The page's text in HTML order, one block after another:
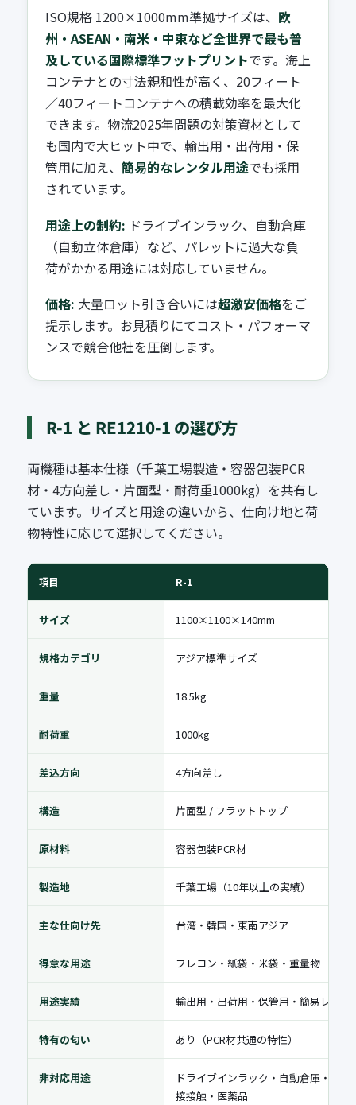
ISO規格 1200×1000mm準拠サイズは、 欧
州・ASEAN・南米・中東など全世界で最も普
及している国際標準フットプリントです。海上
コンテナとの寸法親和性が高く、20フィート
／40フィートコンテナへの積載効率を最大化
できます。物流2025年問題の対策資材として
も国内で大ヒット中で、輸出用・出荷用・保
管用に加え、 簡易的なレンタル用途でも採用
されています。
用途上の制約: ドライブインラック、自動倉庫
（自動立体倉庫）など、パレットに過大な負
荷がかかる用途には対応していません。
価格: 大量ロット引き合いには超激安価格をご
提示します。お見積りにてコスト・パフォーマ
ンスで競合他社を圧倒します。
R-1 と RE1210-1 の選び方
両機種は基本仕様（千葉工場製造・容器包装PCR
材・4方向差し・片面型・耐荷重1000kg）を共有し
ています。サイズと用途の違いから、仕向け地と荷
物特性に応じて選択してください。
項目 R-1
サイズ 1100×1100×140mm
規格カテゴリ アジア標準サイズ
重量 18.5kg
耐荷重 1000kg
差込方向 4方向差し
構造 片面型 / フラットトップ
原材料 容器包装PCR材
製造地 千葉工場（10年以上の実績）
主な仕向け先 台湾・韓国・東南アジア
得意な用途 フレコン・紙袋・米袋・重量物
用途実績 輸出用・出荷用・保管用・簡易レンタ
特有の匂い あり（PCR材共通の特性）
非対応用途
ドライブインラック・自動倉庫・食品
接接触・医薬品